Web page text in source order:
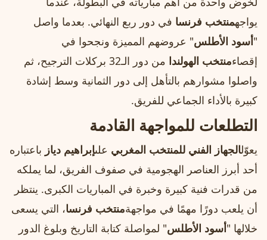
يواجهمنتخب فرنسا في دور ربع النهائي. بعدما واصل
"أسود الأطلس" عروضهم المميزة ونجحوا في
إقصاءمنتخب الهولندا
من دور الـ32 بركلات الترجيح، ثم
واصلوا مشوارهم بالتأهل إلى دور الثمانية وسط إشادة
كبيرة بالأداء الجماعي للفريق.
التطلعات للمواجهة القادمة
يعوّلالجهاز الفني للمنتخب المغربي علىإبراهيم دياز باعتباره
أحد أبرز العناصر الهجومية في صفوف الفريق، لما يملكه
من قدرات فنية كبيرة وخبرة في المباريات الكبرى. ينتظر
أن يلعب دورًا مهمًا في مواجهةمنتخب فرنسا، التي يسعى
خلالها "أسود الأطلس" لمواصلة كتابة التاريخ وبلوغ الدور